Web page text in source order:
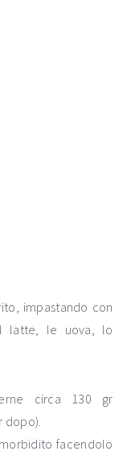
impastando con
latte, le uova, lo
circa 130 gr
dopo).
facendolo